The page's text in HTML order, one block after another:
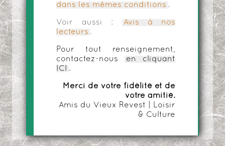
dans les mêmes conditions .
Voir aussi :
Avis à nos
lecteurs .
Pour tout renseignement,
contactez-nous
en cliquant
ICI
.
Merci de votre fidélité et de
votre amitié.
Amis du Vieux Revest | Loisir
& Culture